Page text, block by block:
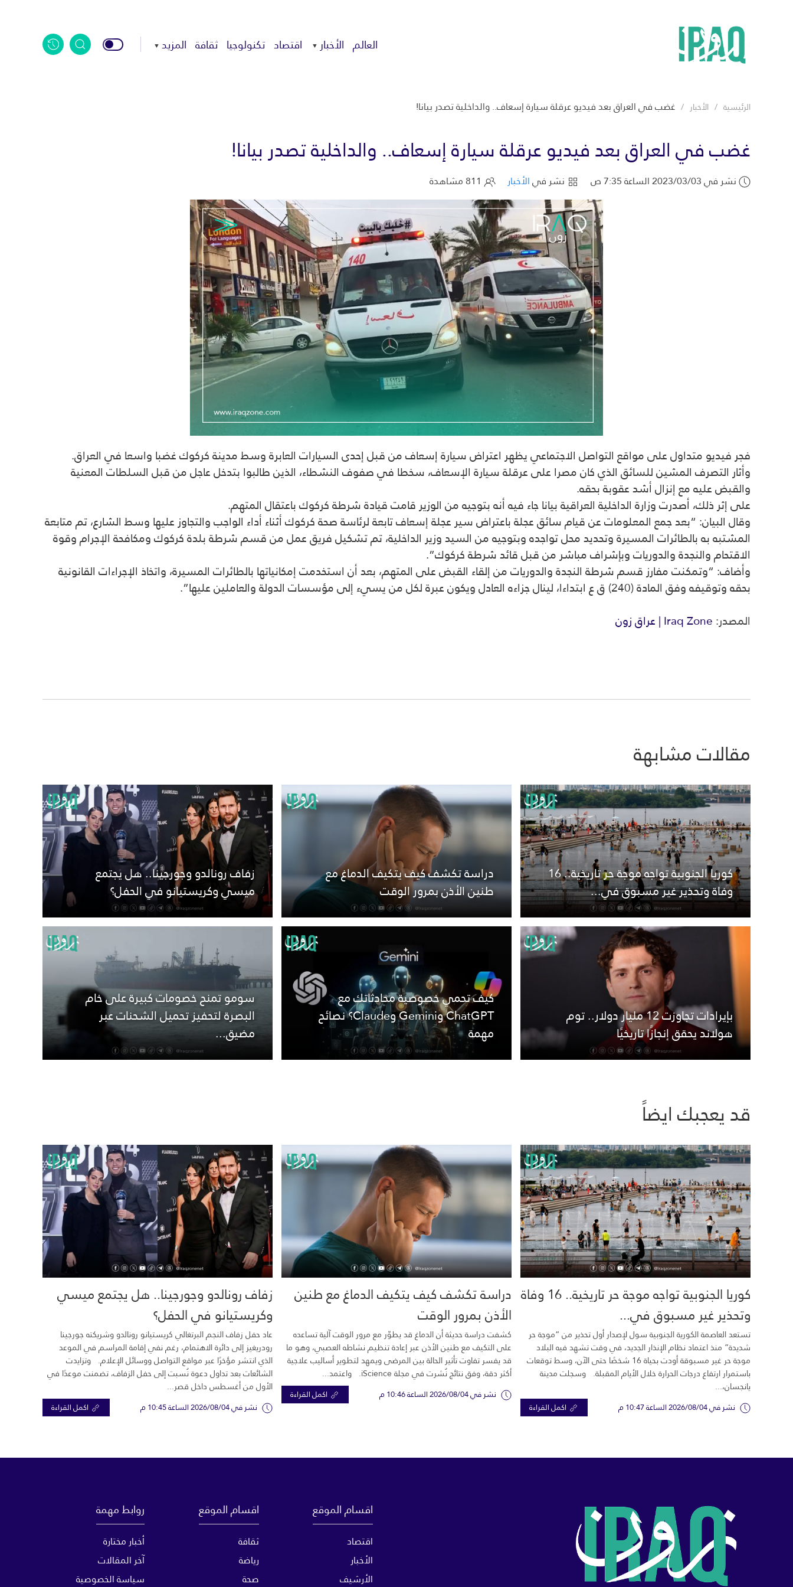
العالم الأخبار اقتصاد تكنولوجيا ثقافة المزيد
الرئيسية الأخبار غضب في العراق بعد فيديو عرقلة سيارة إسعاف.. والداخلية تصدر بيانا!
غضب في العراق بعد فيديو عرقلة سيارة إسعاف.. والداخلية تصدر بيانا!
نشر في 2023/03/03 الساعة 7:35 ص نشر فيالأخبار
فجر فيديو متداول على مواقع التواصل الاجتماعي يظهر اعتراض سيارة إسعاف من قبل إحدى السيارات العابرة وسط مدينة كركوك غضبا واسعا في العراق.
وأثار التصرف المشين للسائق الذي كان مصرا على عرقلة سيارة الإسعاف، سخطا في صفوف النشطاء، الذين طالبوا بتدخل عاجل من قبل السلطات المعنية
والقبض عليه مع إنزال أشد عقوبة بحقه.
على إثر ذلك، أصدرت وزارة الداخلية العراقية بيانا جاء فيه أنه بتوجيه من الوزير قامت قيادة شرطة كركوك باعتقال المتهم.
وقال البيان: “بعد جمع المعلومات عن قيام سائق عجلة باعتراض سير عجلة إسعاف تابعة لرئاسة صحة كركوك أثناء أداء الواجب والتجاوز عليها وسط الشارع، تم متابعة
المشتبه به بالطائرات المسيرة وتحديد محل تواجده وبتوجيه من السيد وزير الداخلية، تم تشكيل فريق عمل من قسم شرطة بلدة كركوك ومكافحة الإجرام وقوة
الاقتحام والنجدة والدوريات وبإشراف مباشر من قبل قائد شرطة كركوك”.
وأضاف: “وتمكنت مفارز قسم شرطة النجدة والدوريات من إلقاء القبض على المتهم، بعد أن استخدمت إمكانياتها بالطائرات المسيرة، واتخاذ الإجراءات القانونية
بحقه وتوقيفه وفق المادة (240) ق ع ابتداءا، لينال جزاءه العادل ويكون عبرة لكل من يسيء إلى مؤسسات الدولة والعاملين عليها”.
المصدر:Iraq Zone | عراق زون
مقالات مشابهة
كوريا الجنوبية تواجه موجة حر تاريخية.. 16
وفاة وتحذير غير مسبوق في...
دراسة تكشف كيف يتكيف الدماغ مع
طنين الأذن بمرور الوقت
زفاف رونالدو وجورجينا.. هل يجتمع
ميسي وكريستيانو في الحفل؟
بإيرادات تجاوزت 12 مليار دولار.. توم
هولاند يحقق إنجازًا تاريخيًا
كيف تحمي خصوصية محادثاتك مع
ChatGPT وGemini وClaude؟ نصائح
مهمة
سومو تمنح خصومات كبيرة على خام
البصرة لتحفيز تحميل الشحنات عبر
مضيق...
قد يعجبك ايضاً
كوريا الجنوبية تواجه موجة حر تاريخية.. 16 وفاة
وتحذير غير مسبوق في...
تستعد العاصمة الكورية الجنوبية سول لإصدار أول تحذير من “موجة حر
شديدة” منذ اعتماد نظام الإنذار الجديد، في وقت تشهد فيه البلاد
موجة حر غير مسبوقة أودت بحياة 16 شخصًا حتى الآن، وسط توقعات
باستمرار ارتفاع درجات الحرارة خلال الأيام المقبلة. وسجلت مدينة
يانجسان،...
نشر في 2026/08/04 الساعة 10:47 م اكمل القراءة
دراسة تكشف كيف يتكيف الدماغ مع طنين
الأذن بمرور الوقت
كشفت دراسة حديثة أن الدماغ قد يطوّر مع مرور الوقت آلية تساعده
على التكيف مع طنين الأذن عبر إعادة تنظيم نشاطه العصبي، وهو ما
قد يفسر تفاوت تأثير الحالة بين المرضى ويمهد لتطوير أساليب علاجية
أكثر دقة، وفق نتائج نُشرت في مجلة iScience. واعتمد...
نشر في 2026/08/04 الساعة 10:46 م اكمل القراءة
زفاف رونالدو وجورجينا.. هل يجتمع ميسي
وكريستيانو في الحفل؟
عاد حفل زفاف النجم البرتغالي كريستيانو رونالدو وشريكته جورجينا
رودريغيز إلى دائرة الاهتمام، رغم نفي إقامة المراسم في الموعد
الذي انتشر مؤخرًا عبر مواقع التواصل ووسائل الإعلام. وتزايدت
الشائعات بعد تداول دعوة نُسبت إلى حفل الزفاف، تضمنت موعدًا في
الأول من أغسطس داخل قصر...
نشر في 2026/08/04 الساعة 10:45 م اكمل القراءة
اقسام الموقع
اقتصاد
الأخبار
الأرشيف
اقسام الموقع
ثقافة
رياضة
صحة
روابط مهمة
أخبار مختارة
آخر المقالات
سياسة الخصوصية